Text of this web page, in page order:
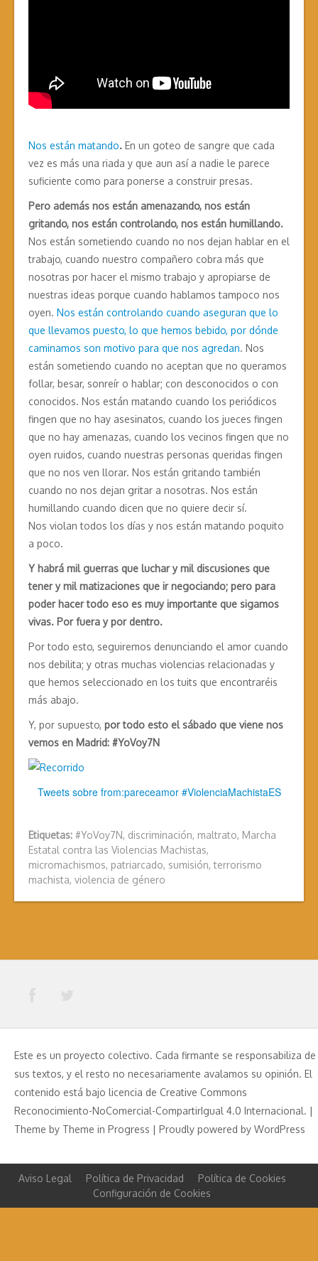
Nos están matando. En un goteo de sangre que cada
vez es más una riada y que aun así a nadie le parece
suficiente como para ponerse a construir presas.
Pero además nos están amenazando, nos están
gritando, nos están controlando, nos están humillando.
Nos están sometiendo cuando no nos dejan hablar en el
trabajo, cuando nuestro compañero cobra más que
nosotras por hacer el mismo trabajo y apropiarse de
nuestras ideas porque cuando hablamos tampoco nos
oyen. Nos están controlando cuando aseguran que lo
que llevamos puesto, lo que hemos bebido, por dónde
caminamos son motivo para que nos agredan. Nos
están sometiendo cuando no aceptan que no queramos
follar, besar, sonreír o hablar; con desconocidos o con
conocidos. Nos están matando cuando los periódicos
fingen que no hay asesinatos, cuando los jueces fingen
que no hay amenazas, cuando los vecinos fingen que no
oyen ruidos, cuando nuestras personas queridas fingen
que no nos ven llorar. Nos están gritando también
cuando no nos dejan gritar a nosotras. Nos están
humillando cuando dicen que no quiere decir sí.
Nos violan todos los días y nos están matando poquito
a poco.
Y habrá mil guerras que luchar y mil discusiones que
tener y mil matizaciones que ir negociando; pero para
poder hacer todo eso es muy importante que sigamos
vivas. Por fuera y por dentro.
Por todo esto, seguiremos denunciando el amor cuando
nos debilita; y otras muchas violencias relacionadas y
que hemos seleccionado en los tuits que encontraréis
más abajo.
Y, por supuesto, por todo esto el sábado que viene nos
vemos en Madrid: #YoVoy7N
Tweets sobre from:pareceamor #ViolenciaMachistaES
Etiquetas: #YoVoy7N, discriminación, maltrato, Marcha
Estatal contra las Violencias Machistas,
micromachismos, patriarcado, sumisión,terrorismo
machista, violencia de género
Este es un proyecto colectivo. Cada firmante se responsabiliza de
sus textos, y el resto no necesariamente avalamos su opinión. El
contenido está bajo licencia de Creative Commons
Reconocimiento-NoComercial-CompartirIgual 4.0 Internacional. |
Theme by Theme in Progress | Proudly powered by WordPress
Aviso Legal Política de Privacidad
Política de Cookies
Configuración de Cookies